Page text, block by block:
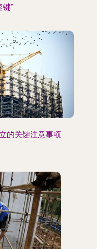
键”
的关键注意事项